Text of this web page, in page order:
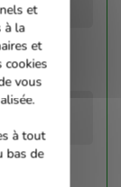
et
à la
et
cookies
vous
à tout
bas de